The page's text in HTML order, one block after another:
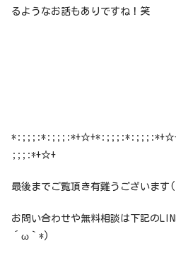
るようなお話もありですね！笑
;;;:*+☆+
最後までご覧頂き有難うござい
お問い合わせや無料相談は下記の
´ω｀*)